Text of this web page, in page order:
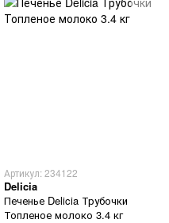
Артикул: 234122
Delicia
Печенье Delicia Трубочки
Топленое молоко 3.4 кг